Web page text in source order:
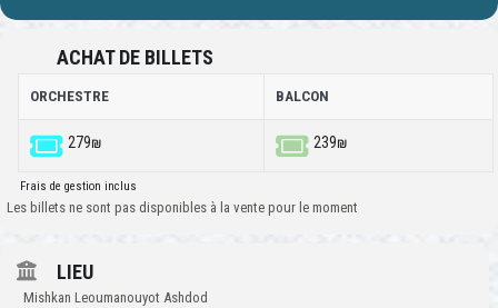
ACHAT DE BILLETS
ORCHESTRE BALCON
279₪ 239₪
Frais de gestion inclus
Les billets ne sont pas disponibles à la vente pour le moment
LIEU
Mishkan Leoumanouyot Ashdod